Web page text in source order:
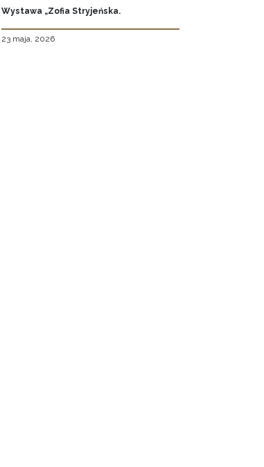
Wystawa „Zofia Stryjeńska.
23 maja, 2026